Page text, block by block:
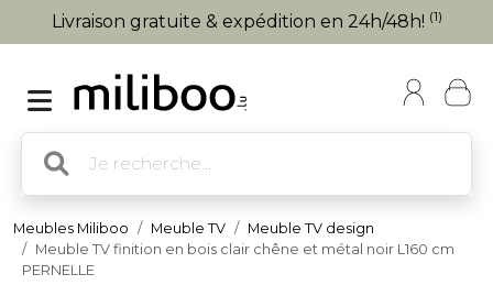
Livraison gratuite & expédition en 24h/48h! (1)
Meubles Miliboo Meuble TV
Meuble TV design
Meuble TV finition en bois clair chêne et métal noir L160 cm
PERNELLE